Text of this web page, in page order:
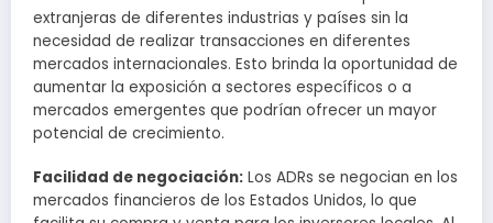
extranjeras de diferentes industrias y países sin la
necesidad de realizar transacciones en diferentes
mercados internacionales. Esto brinda la oportunidad de
aumentar la exposición a sectores específicos o a
mercados emergentes que podrían ofrecer un mayor
potencial de crecimiento.
Facilidad de negociación: Los ADRs se negocian en los
mercados financieros de los Estados Unidos, lo que